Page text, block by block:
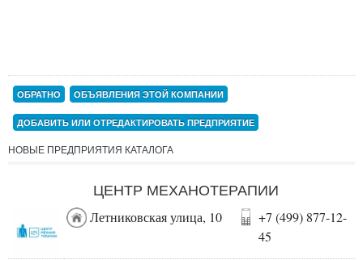
ОБРАТНО ОБЪЯВЛЕНИЯ ЭТОЙ КОМПАНИИ
ДОБАВИТЬ ИЛИ ОТРЕДАКТИРОВАТЬ ПРЕДПРИЯТИЕ
НОВЫЕ ПРЕДПРИЯТИЯ КАТАЛОГА
ЦЕНТР МЕХАНОТЕРАПИИ
Летниковская улица, 10
+7 (499) 877-12-
45